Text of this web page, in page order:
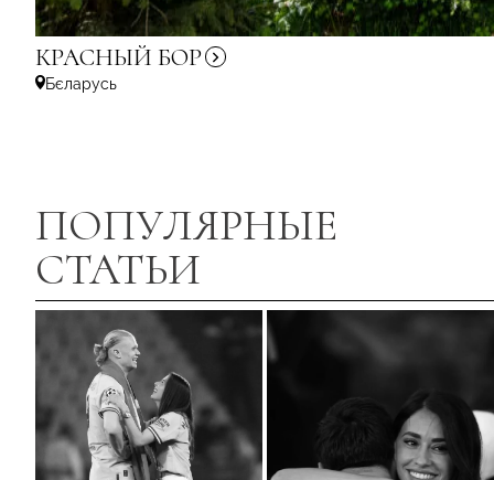
КРАСНЫЙ БОР
Бєларусь
ПОПУЛЯРНЫЕ
СТАТЬИ